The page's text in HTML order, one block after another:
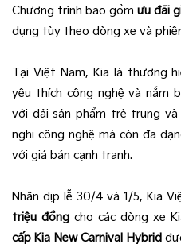
Chương trình bao gồm ưu đãi
dụng tùy theo dòng xe và
Tại Việt Nam, Kia là thương
yêu thích công nghệ và nắm
với dải sản phẩm trẻ trung
nghi công nghệ mà còn đa
với giá bán cạnh tranh.
Nhân dịp lễ 30/4 và 1/5, Kia
triệu đồng cho các dòng xe
cấp Kia New Carnival Hybrid